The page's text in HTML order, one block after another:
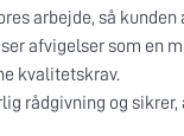
arbejde, så
afvigelser som
kvalitetskrav.
rådgivning og